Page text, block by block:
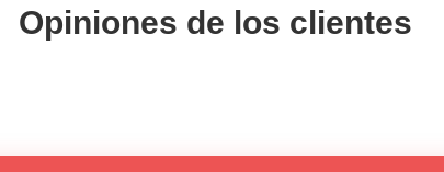
Opiniones de los clientes